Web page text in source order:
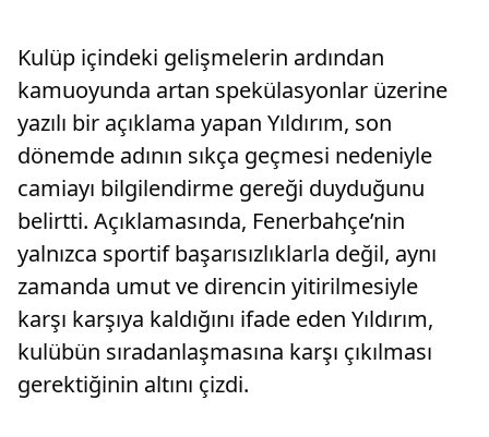
Kulüp içindeki gelişmelerin ardından
kamuoyunda artan spekülasyonlar üzerine
yazılı bir açıklama yapan Yıldırım, son
dönemde adının sıkça geçmesi nedeniyle
camiayı bilgilendirme gereği duyduğunu
belirtti. Açıklamasında, Fenerbahçe’nin
yalnızca sportif başarısızlıklarla değil, aynı
zamanda umut ve direncin yitirilmesiyle
karşı karşıya kaldığını ifade eden Yıldırım,
kulübün sıradanlaşmasına karşı çıkılması
gerektiğinin altını çizdi.